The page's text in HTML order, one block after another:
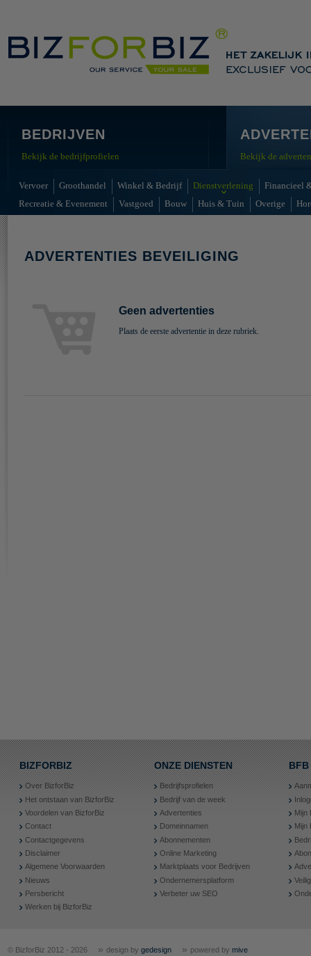
BEDRIJVEN
Bekijk de bedrijfprofielen Bekijk de
Vervoer Groothandel Winkel & Bedrijf Dienstverlening
Financieel
Recreatie & Evenement
Vastgoed Bouw Huis & Tuin Overige
ADVERTENTIES BEVEILIGING
Geen advertenties
Plaats de eerste advertentie in deze rubriek.
BIZFORBIZ
Over BizforBiz
Het ontstaan van BizforBiz
Voordelen van BizforBiz
Contact
Contactgegevens
Disclaimer
Algemene Voorwaarden
Nieuws
Persbericht
Werken bij BizforBiz
ONZE DIENSTEN
Bedrijfsprofielen
Bedrijf van de week
Advertenties
Domeinnamen
Abonnementen
Online Marketing
Marktplaats voor Bedrijven
Ondernemersplatform
Verbeter uw SEO
BFB
Mijn
Mijn
© BizforBiz 2012 - 2026 » design by gedesign » powered by mive